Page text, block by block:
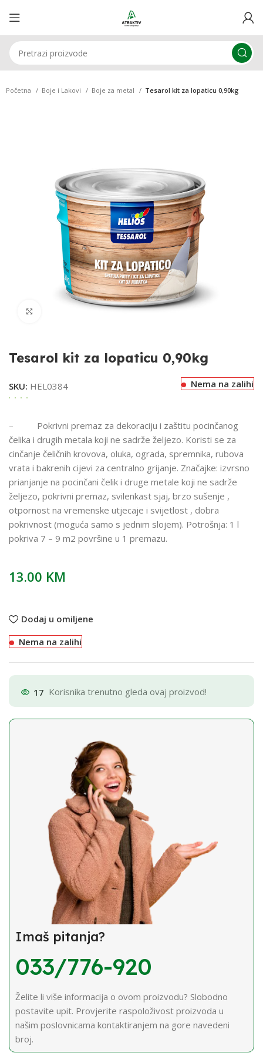
Početna Boje i Lakovi Boje za metal Tesarol kit za lopaticu 0,90kg
Klikni za uvećavanje
Tesarol kit za lopaticu 0,90kg
SKU: HEL0384 Nema na zalihi
– Pokrivni premaz za dekoraciju i zaštitu pocinčanog
čelika i drugih metala koji ne sadrže željezo. Koristi se za
cinčanje čeličnih krovova, oluka, ograda, spremnika, rubova
vrata i bakrenih cijevi za centralno grijanje. Značajke: izvrsno
prianjanje na pocinčani čelik i druge metale koji ne sadrže
željezo, pokrivni premaz, svilenkast sjaj, brzo sušenje ,
otpornost na vremenske utjecaje i svijetlost , dobra
pokrivnost (moguća samo s jednim slojem). Potrošnja: 1 l
pokriva 7 – 9 m2 površine u 1 premazu.
13.00 KM
Dodaj u omiljene
Nema na zalihi
17 Korisnika trenutno gleda ovaj proizvod!
Imaš pitanja?
033/776-920
Želite li više informacija o ovom proizvodu? Slobodno
postavite upit. Provjerite raspoloživost proizvoda u
našim poslovnicama kontaktiranjem na gore navedeni
broj.